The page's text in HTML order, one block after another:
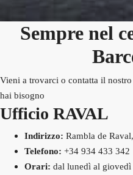
Sempre nel
Vieni a trovarci o contatta il
hai bisogno
Ufficio RAVAL
Indirizzo: Rambla de
Telefono: +34 934 433 342
Orari: dal lunedì al